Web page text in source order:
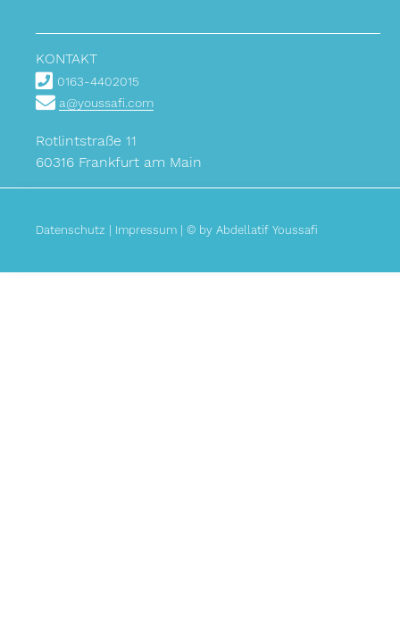
KONTAKT
0163-4402015
a@youssafi.com
Rotlintstraße 11
60316 Frankfurt am Main
Datenschutz Impressum | © by Abdellatif Youssafi